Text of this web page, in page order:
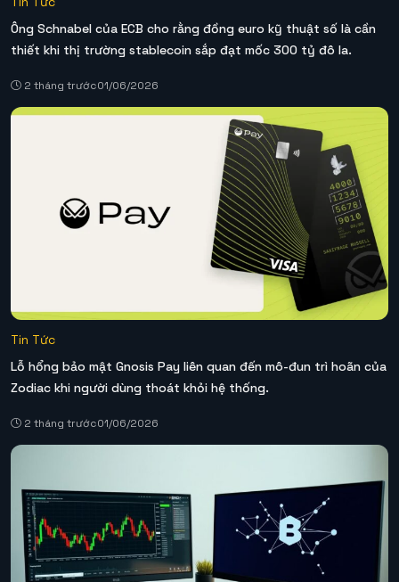
Ông Schnabel của ECB cho rằng đồng euro kỹ thuật số là cần
thiết khi thị trường stablecoin sắp đạt mốc 300 tỷ đô la.
2 tháng trước01/06/2026
Tin Tức
Lỗ hổng bảo mật Gnosis Pay liên quan đến mô-đun trì hoãn của
Zodiac khi người dùng thoát khỏi hệ thống.
2 tháng trước01/06/2026